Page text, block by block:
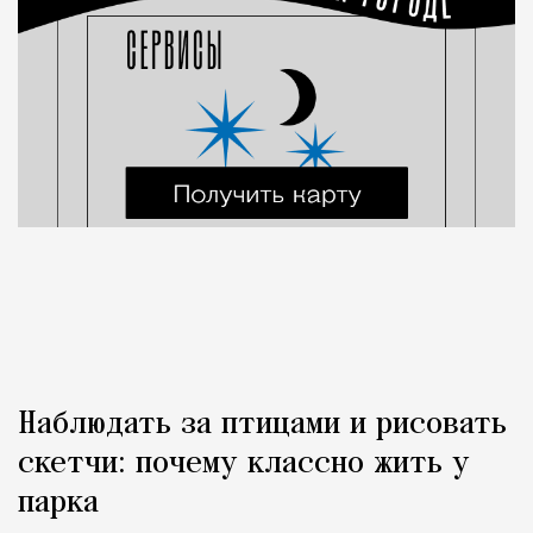
Наблюдать за птицами и рисовать
скетчи: почему классно жить у
парка